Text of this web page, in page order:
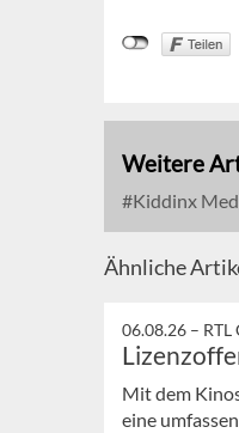
Weitere
Kiddinx
Ähnliche
06.08.26 – RTL
Mit dem
eine